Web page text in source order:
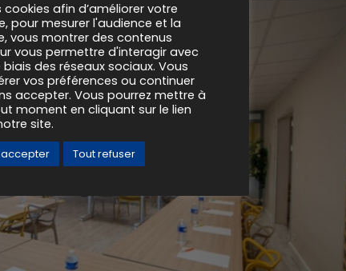
afin d’améliorer votre
pour mesurer l'audience et la
vous montrer des contenus
vous permettre d'interagir avec
des réseaux sociaux. Vous
vos préférences ou continuer
accepter. Vous pourrez mettre à
moment en cliquant sur le lien
site.
accepter Tout refuser